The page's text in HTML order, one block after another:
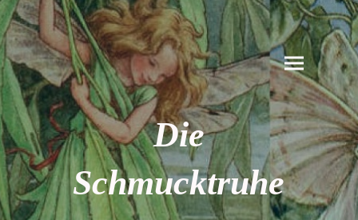
Die
Schmucktruhe